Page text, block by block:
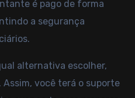
é pago de forma
a segurança
alternativa escolher,
. Assim, você terá o suporte